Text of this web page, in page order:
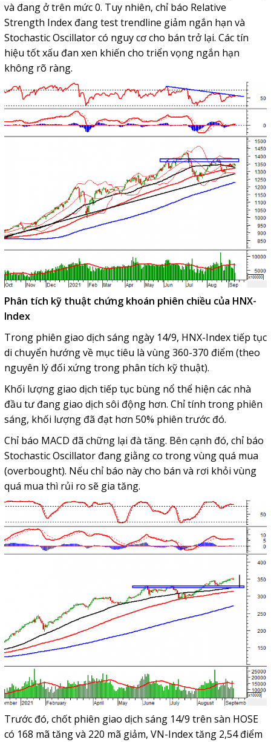
và đang ở trên mức 0. Tuy nhiên, chỉ báo Relative
Strength Index đang test trendline giảm ngắn hạn và
Stochastic Oscillator có nguy cơ cho bán trở lại. Các tín
hiệu tốt xấu đan xen khiến cho triển vọng ngắn hạn
không rõ ràng.
Phân tích kỹ thuật chứng khoán phiên chiều của HNX-
Index
Trong phiên giao dịch sáng ngày 14/9, HNX-Index tiếp tục
di chuyển hướng về mục tiêu là vùng 360-370 điểm (theo
nguyên lý đối xứng trong phân tích kỹ thuật).
Khối lượng giao dịch tiếp tục bùng nổ thể hiện các nhà
đầu tư đang giao dịch sôi động hơn. Chỉ tính trong phiên
sáng, khối lượng đã đạt hơn 50% phiên trước đó.
Chỉ báo MACD đã chững lại đà tăng. Bên cạnh đó, chỉ báo
Stochastic Oscillator đang giằng co trong vùng quá mua
(overbought). Nếu chỉ báo này cho bán và rơi khỏi vùng
quá mua thì rủi ro sẽ gia tăng.
Trước đó, chốt phiên giao dịch sáng 14/9 trên sàn HOSE
có 168 mã tăng và 220 mã giảm, VN-Index tăng 2,54 điểm